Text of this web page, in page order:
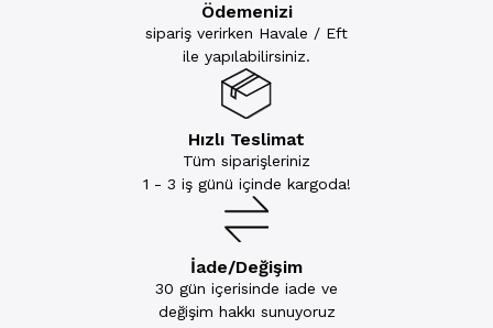
Ödemenizi
sipariş verirken Havale / Eft
ile yapılabilirsiniz.
Hızlı Teslimat
Tüm siparişleriniz
1 - 3 iş günü içinde kargoda!
İade/Değişim
30 gün içerisinde iade ve
değişim hakkı sunuyoruz